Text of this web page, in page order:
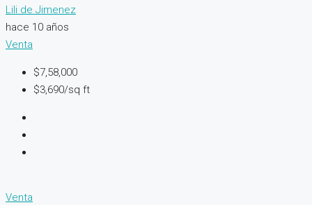
Lili de Jimenez
hace 10 años
Venta
$7,58,000
$3,690/sq ft
Venta